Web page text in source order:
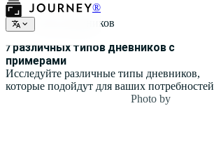
®
Типы дневников
7 различных типов дневников с
примерами
Исследуйте различные типы дневников,
которые подойдут для ваших потребностей
Photo by